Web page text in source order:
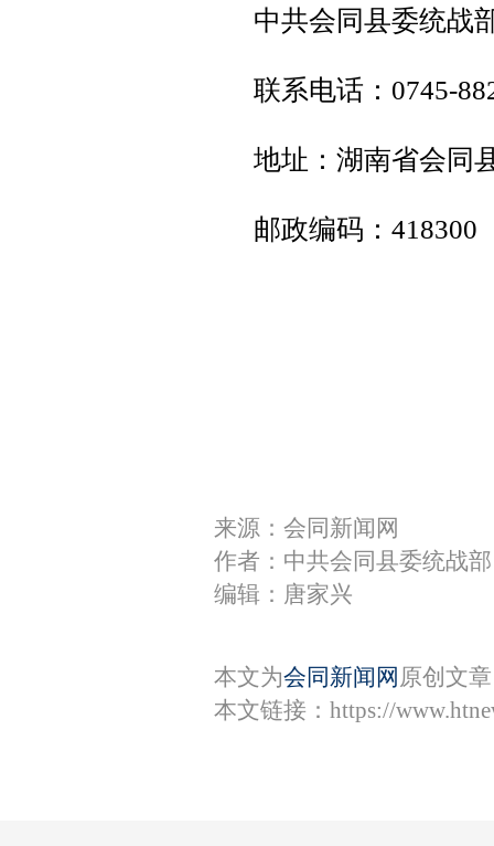
中共会同县委统战
联系电话：0745-
地址：湖南省会同
邮政编码：418300
来源：会同新闻网
作者：中共会同县委统战部
编辑：唐家兴
本文为会同新闻网 原创文
本文链接： https://